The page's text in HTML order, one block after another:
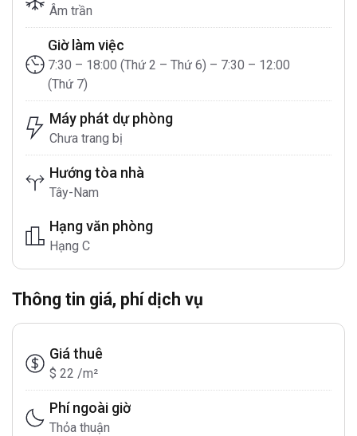
Âm trần
Giờ làm việc
7:30 – 18:00 (Thứ 2 – Thứ 6) – 7:30 – 12:00
(Thứ 7)
Máy phát dự phòng
Chưa trang bị
Hướng tòa nhà
Tây-Nam
Hạng văn phòng
Hạng C
Thông tin giá, phí dịch vụ
Giá thuê
$ 22 /m²
Phí ngoài giờ
Thỏa thuận